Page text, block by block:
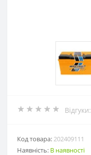
Відгуки:
Код товара:202409111
Наявність: В наявності